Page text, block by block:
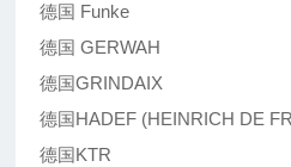
德国 Funke
德国 GERWAH
德国GRINDAIX
德国HADEF (HEINRICH DE
德国KTR